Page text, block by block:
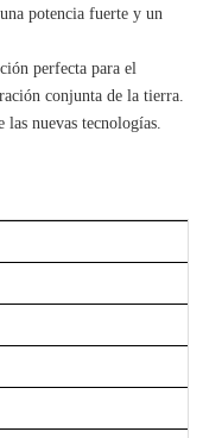
potencia fuerte y un
perfecta para el
conjunta de la tierra.
nuevas tecnologías.